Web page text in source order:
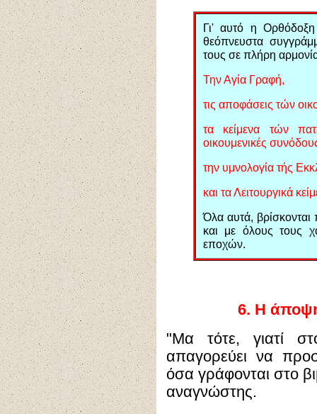
Γι' αυτό η Ορθόδοξη
θεόπνευστα
τους σε πλήρη
Την Αγία Γραφή,
τις αποφάσεις τών
τα κείμενα τών
οικουμενικές
την υμνολογία τής
και τα Λειτουργικά
Όλα αυτά,
και με όλους τους
εποχών.
6. Η
"Μα τότε, γιατί
απαγορεύει να
όσα γράφονται στο
αναγνώστης.